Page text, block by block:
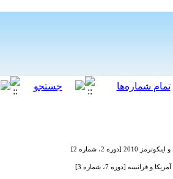
2، شماره 2]
[دوره 7، شماره 3]